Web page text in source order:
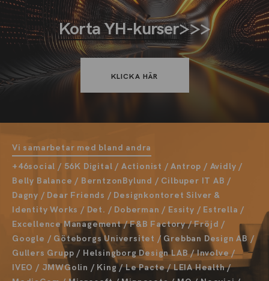
Korta YH-kurser>>>
KLICKA HÄR
Vi samarbetar med bland andra
+46social / 56K Digital / Actionist / Antrop / Avidly /
Belly Balance / BerntzonBylund / Cilbuper IT AB /
Dagny / Dear Friends / Designkontoret Silver &
Identity Works / Det. / Doberman / Essity / Estrella /
Excellence Management / F&B Factory / Fröjd /
Google / Göteborgs Universitet / Grebban Design AB /
Gullers Grupp / Helsingborg Design LAB / Involve /
IVEO / JMWGolin / King / Le Pacte / LEIA Health /